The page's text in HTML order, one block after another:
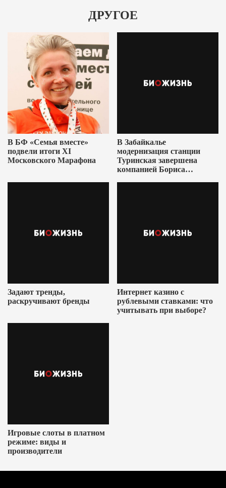
ДРУГОЕ
В БФ «Семья вместе»
подвели итоги XI
Московского Марафона
В Забайкалье
модернизация станции
Туринская завершена
компанией Бориса
Задают тренды,
раскручивают бренды
Интернет казино с
рублевыми ставками: что
учитывать при выборе?
Игровые слоты в платном
режиме: виды и
производители